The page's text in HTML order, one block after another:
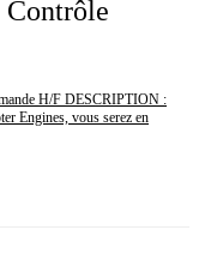
Contrôle
H/F DESCRIPTION :
Engines, vous serez en